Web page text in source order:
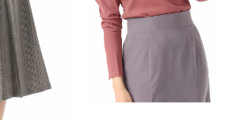
有限公司提供之「AFTEE先享後付」服務完成之交
圍內提供個人資料，並將交易相關給付款項請求債
限公司。
宜，請瀏覽以下網址：
先徵得法定代理人或監護人之同意方可使用
若未經同意申辦者引起之損失，本公司不負相關責